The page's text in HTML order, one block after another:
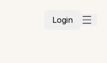
Login